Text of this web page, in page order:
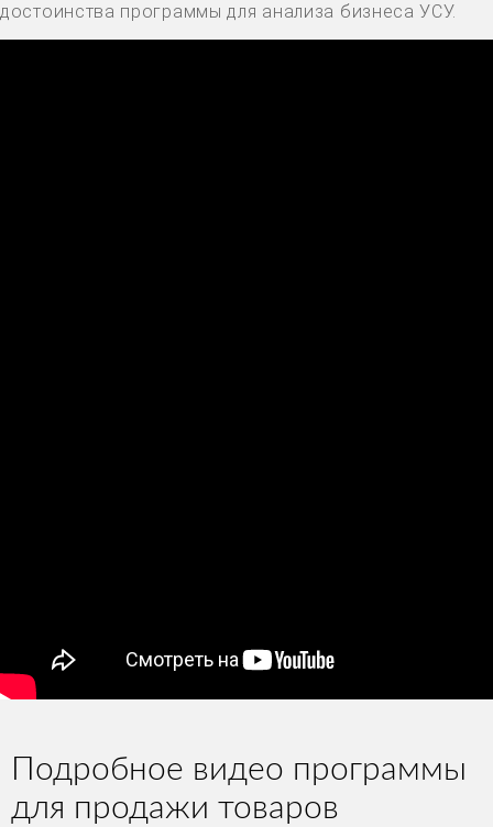
достоинства программы для анализа бизнеса УСУ.
Подробное видео программы
для продажи товаров